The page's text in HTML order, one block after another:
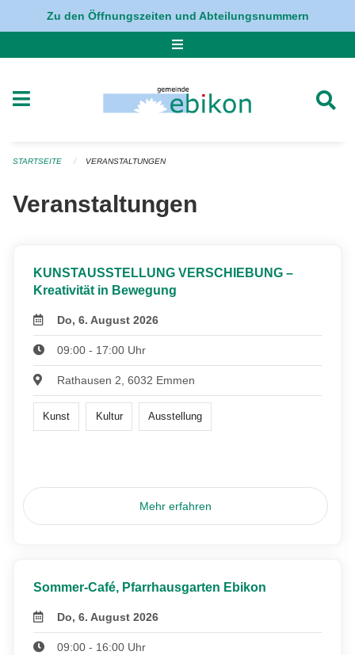
Navigation überspringen
Zu den Öffnungszeiten und Abteilungsnummern
STARTSEITE VERANSTALTUNGEN
Veranstaltungen
KUNSTAUSSTELLUNG VERSCHIEBUNG –
Kreativität in Bewegung
Do, 6. August 2026
09:00 - 17:00 Uhr
Rathausen 2, 6032 Emmen
Kunst Kultur Ausstellung
Mehr erfahren
Sommer-Café, Pfarrhausgarten Ebikon
Do, 6. August 2026
09:00 - 16:00 Uhr